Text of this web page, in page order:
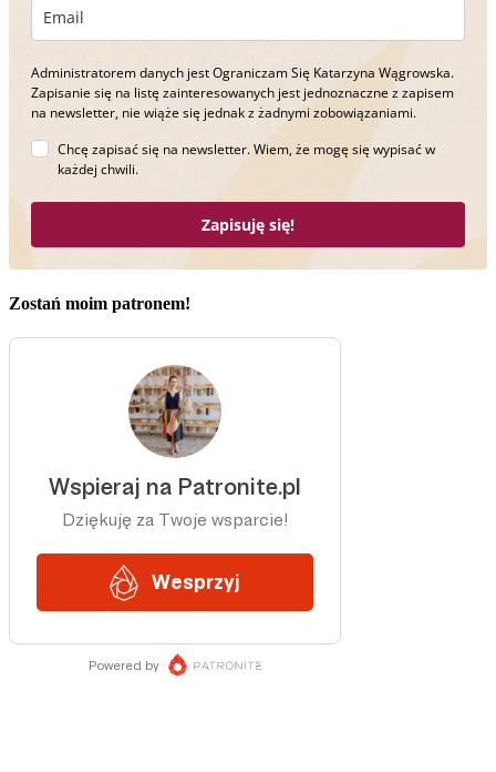
Administratorem danych jest Ograniczam Się Katarzyna Wągrowska.
Zapisanie się na listę zainteresowanych jest jednoznaczne z zapisem
na newsletter, nie wiąże się jednak z żadnymi zobowiązaniami.
Chcę zapisać się na newsletter. Wiem, że mogę się wypisać w
każdej chwili.
Zapisuję się!
Zostań moim patronem!